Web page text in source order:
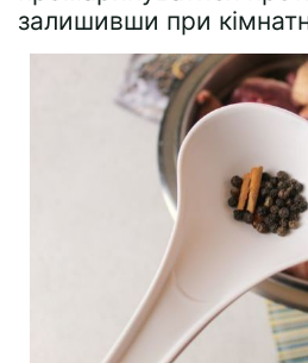
залишивши при